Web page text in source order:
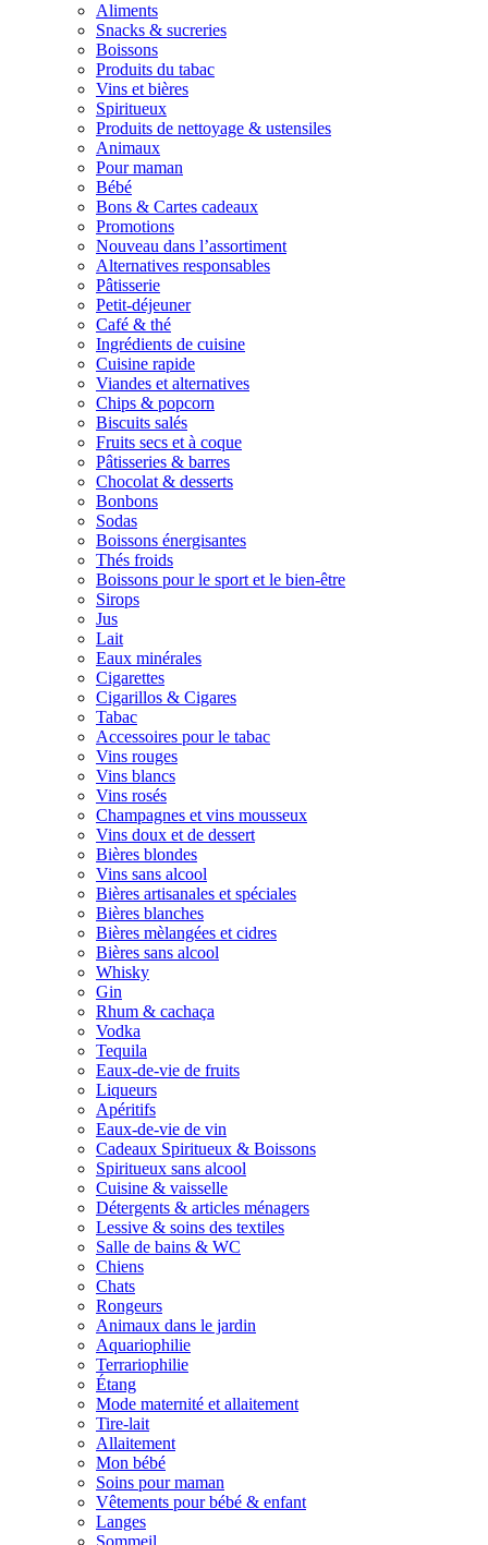
Aliments
Snacks & sucreries
Boissons
Produits du tabac
Vins et bières
Spiritueux
Produits de nettoyage & ustensiles
Animaux
Pour maman
Bébé
Bons & Cartes cadeaux
Promotions
Nouveau dans l’assortiment
Alternatives responsables
Pâtisserie
Petit-déjeuner
Café & thé
Ingrédients de cuisine
Cuisine rapide
Viandes et alternatives
Chips & popcorn
Biscuits salés
Fruits secs et à coque
Pâtisseries & barres
Chocolat & desserts
Bonbons
Sodas
Boissons énergisantes
Thés froids
Boissons pour le sport et le bien-être
Sirops
Jus
Lait
Eaux minérales
Cigarettes
Cigarillos & Cigares
Tabac
Accessoires pour le tabac
Vins rouges
Vins blancs
Vins rosés
Champagnes et vins mousseux
Vins doux et de dessert
Bières blondes
Vins sans alcool
Bières artisanales et spéciales
Bières blanches
Bières mèlangées et cidres
Bières sans alcool
Whisky
Gin
Rhum & cachaça
Vodka
Tequila
Eaux-de-vie de fruits
Liqueurs
Apéritifs
Eaux-de-vie de vin
Cadeaux Spiritueux & Boissons
Spiritueux sans alcool
Cuisine & vaisselle
Détergents & articles ménagers
Lessive & soins des textiles
Salle de bains & WC
Chiens
Chats
Rongeurs
Animaux dans le jardin
Aquariophilie
Terrariophilie
Étang
Mode maternité et allaitement
Tire-lait
Allaitement
Mon bébé
Soins pour maman
Vêtements pour bébé & enfant
Langes
Sommeil